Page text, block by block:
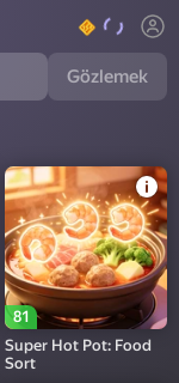
Gözlemek
81
Super Hot Pot: Food
Sort